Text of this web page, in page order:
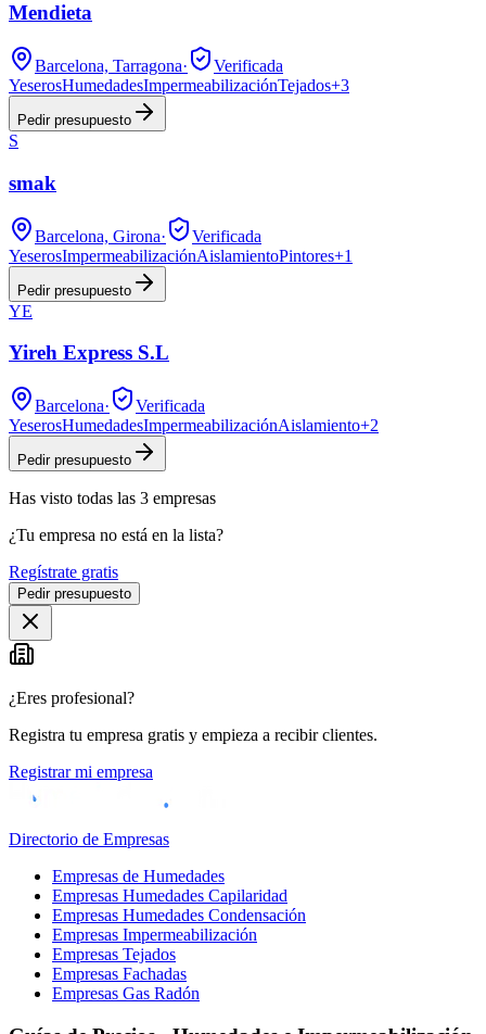
Mendieta
Barcelona, Tarragona·
Verificada
YeserosHumedadesImpermeabilizaciónTejados+3
Pedir presupuesto
S
smak
Barcelona, Girona·
Verificada
YeserosImpermeabilizaciónAislamientoPintores+1
Pedir presupuesto
YE
Yireh Express S.L
Barcelona·
Verificada
YeserosHumedadesImpermeabilizaciónAislamiento+2
Pedir presupuesto
Has visto todas las 3 empresas
¿Tu empresa no está en la lista?
Regístrate gratis
Pedir presupuesto
¿Eres profesional?
Registra tu empresa gratis y empieza a recibir clientes.
Registrar mi empresa
Directorio de Empresas
Empresas de Humedades
Empresas Humedades Capilaridad
Empresas Humedades Condensación
Empresas Impermeabilización
Empresas Tejados
Empresas Fachadas
Empresas Gas Radón